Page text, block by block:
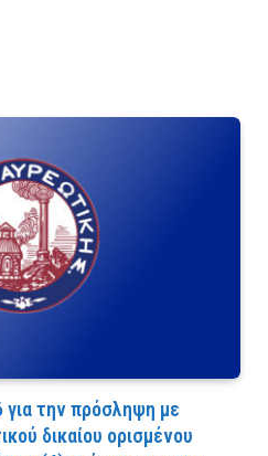
την πρόσληψη με
δικαίου ορισμένου